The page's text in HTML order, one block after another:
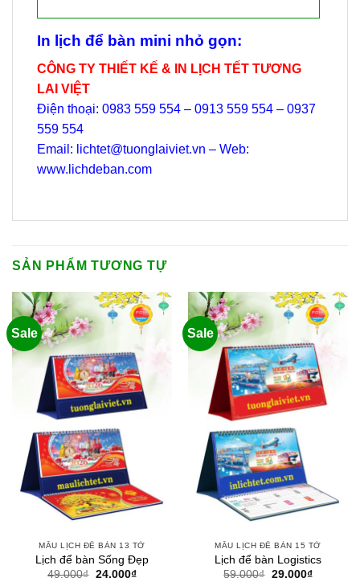
In lịch để bàn mini nhỏ gọn:
CÔNG TY THIẾT KẾ & IN LỊCH TẾT TƯƠNG
LAI VIỆT
Điện thoại: 0983 559 554 – 0913 559 554 – 0937
559 554
Email: lichtet@tuonglaiviet.vn – Web:
www.lichdeban.com
SẢN PHẨM TƯƠNG TỰ
Sale
MẪU LỊCH ĐỂ BÀN 13 TỜ
Lịch để bàn Sống Đẹp
49.000₫ Giá
24.000₫Giá
Sale
MẪU LỊCH ĐỂ BÀN 15 TỜ
Lịch để bàn Logistics
59.000₫ Giá
29.000₫Giá